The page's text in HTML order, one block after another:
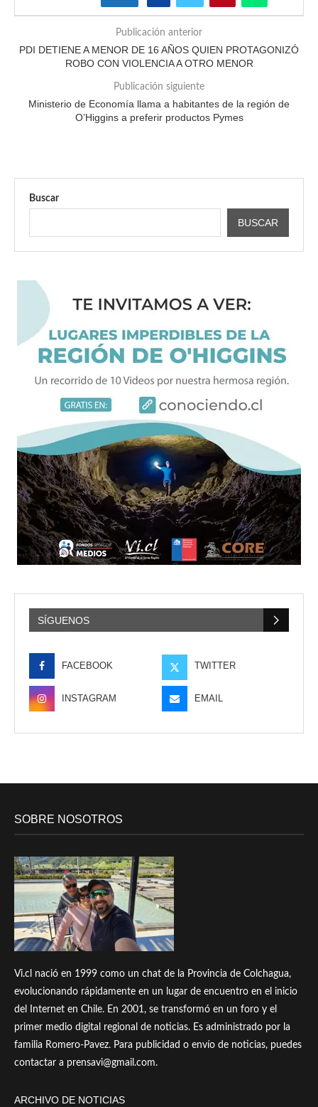
Publicación anterior
PDI DETIENE A MENOR DE 16 AÑOS QUIEN PROTAGONIZÓ
ROBO CON VIOLENCIA A OTRO MENOR
Publicación siguiente
Ministerio de Economía llama a habitantes de la región de
O’Higgins a preferir productos Pymes
Buscar
BUSCAR
SÍGUENOS
FACEBOOK TWITTER
INSTAGRAM EMAIL
SOBRE NOSOTROS
Vi.cl nació en 1999 como un chat de la Provincia de Colchagua,
evolucionando rápidamente en un lugar de encuentro en el inicio
del Internet en Chile. En 2001, se transformó en un foro y el
primer medio digital regional de noticias. Es administrado por la
familia Romero-Pavez. Para publicidad o envío de noticias, puedes
contactar a prensavi@gmail.com.
ARCHIVO DE NOTICIAS